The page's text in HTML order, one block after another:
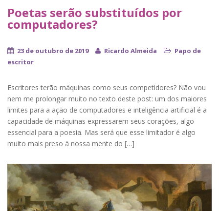
Poetas serão substituídos por
computadores?
23 de outubro de 2019 Ricardo Almeida
Papo de
escritor
Escritores terão máquinas como seus competidores? Não vou
nem me prolongar muito no texto deste post: um dos maiores
limites para a ação de computadores e inteligência artificial é a
capacidade de máquinas expressarem seus corações, algo
essencial para a poesia. Mas será que esse limitador é algo
muito mais preso à nossa mente do […]